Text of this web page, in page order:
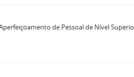
de Pessoal de Nível